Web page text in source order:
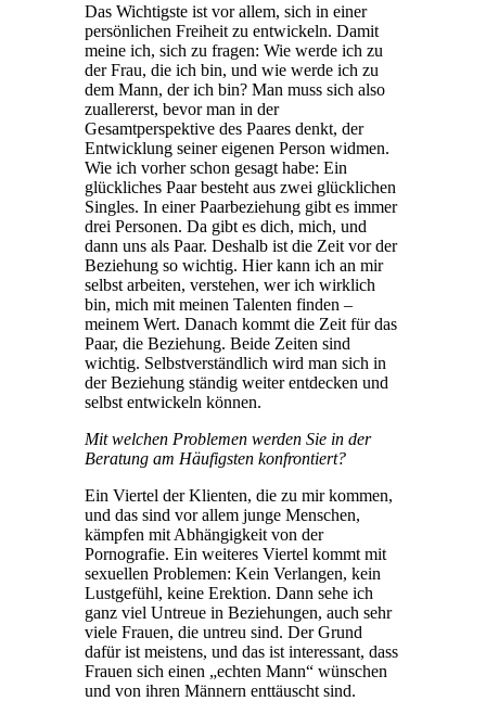
Das Wichtigste ist vor allem, sich in einer
persönlichen Freiheit zu entwickeln. Damit
meine ich, sich zu fragen: Wie werde ich zu
der Frau, die ich bin, und wie werde ich zu
dem Mann, der ich bin? Man muss sich also
zuallererst, bevor man in der
Gesamtperspektive des Paares denkt, der
Entwicklung seiner eigenen Person widmen.
Wie ich vorher schon gesagt habe: Ein
glückliches Paar besteht aus zwei glücklichen
Singles. In einer Paarbeziehung gibt es immer
drei Personen. Da gibt es dich, mich, und
dann uns als Paar. Deshalb ist die Zeit vor der
Beziehung so wichtig. Hier kann ich an mir
selbst arbeiten, verstehen, wer ich wirklich
bin, mich mit meinen Talenten finden –
meinem Wert. Danach kommt die Zeit für das
Paar, die Beziehung. Beide Zeiten sind
wichtig. Selbstverständlich wird man sich in
der Beziehung ständig weiter entdecken und
selbst entwickeln können.
Mit welchen Problemen werden Sie in der
Beratung am Häufigsten konfrontiert?
Ein Viertel der Klienten, die zu mir kommen,
und das sind vor allem junge Menschen,
kämpfen mit Abhängigkeit von der
Pornografie. Ein weiteres Viertel kommt mit
sexuellen Problemen: Kein Verlangen, kein
Lustgefühl, keine Erektion. Dann sehe ich
ganz viel Untreue in Beziehungen, auch sehr
viele Frauen, die untreu sind. Der Grund
dafür ist meistens, und das ist interessant, dass
Frauen sich einen „echten Mann“ wünschen
und von ihren Männern enttäuscht sind.